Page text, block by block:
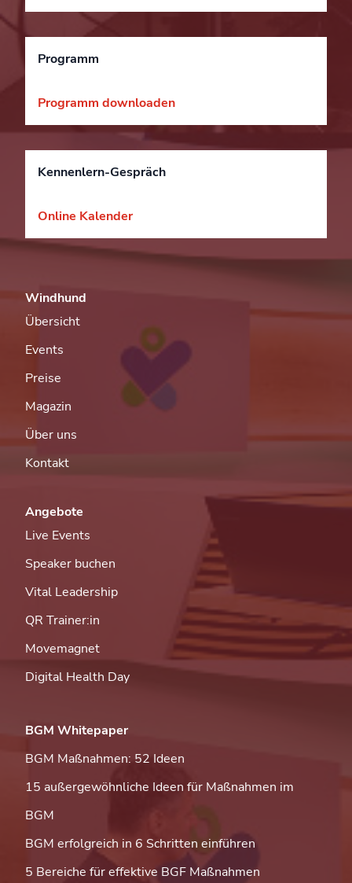
Programm
Programm downloaden
Kennenlern-Gespräch
Online Kalender
Windhund
Übersicht
Events
Preise
Magazin
Über uns
Kontakt
Angebote
Live Events
Speaker buchen
Vital Leadership
QR Trainer:in
Movemagnet
Digital Health Day
BGM Whitepaper
BGM Maßnahmen: 52 Ideen
15 außergewöhnliche Ideen für Maßnahmen im
BGM
BGM erfolgreich in 6 Schritten einführen
5 Bereiche für effektive BGF Maßnahmen